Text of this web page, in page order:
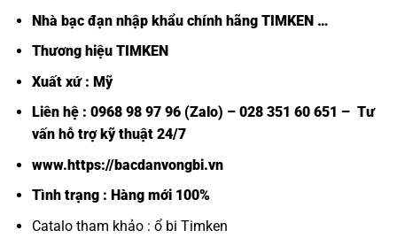
Nhà bạc đạn nhập khẩu chính hãng TIMKEN…
Thương hiệu TIMKEN
Xuất xứ : Mỹ
Liên hệ : 0968 98 97 96 (Zalo) – 028 351 60 651 – Tư
vấn hỗ trợ kỹ thuật 24/7
www.https://bacdanvongbi.vn
Tình trạng : Hàng mới 100%
Catalo tham khảo : ổ bi Timken